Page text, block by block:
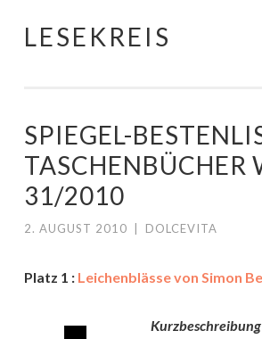
Springe
LESEKREIS
SPIEGEL-
TASCHENBÜCHER
31/2010
2. AUGUST 2010 DOLCEVITA
Platz 1 : Leichenblässe von Simon
Kurzbeschreibung